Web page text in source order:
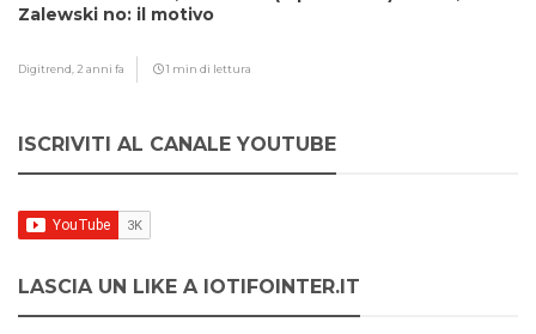
Zalewski no: il motivo
Digitrend, 2 anni fa 1 min di lettura
ISCRIVITI AL CANALE YOUTUBE
LASCIA UN LIKE A IOTIFOINTER.IT